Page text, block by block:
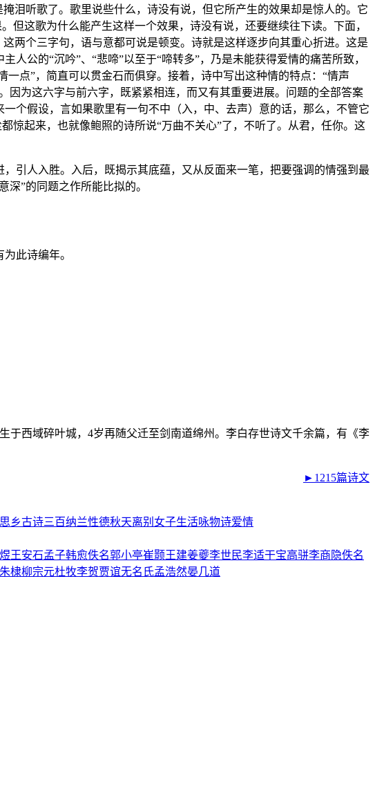
泪听歌了。歌里说些什么，诗没有说，但它所产生的效果却是惊人的。它
但这歌为什么能产生这样一个效果，诗没有说，还要继续往下读。下面，
两个三字句，语与意都可说是顿变。诗就是这样逐步向其重心折进。这是
公的“沉吟”、“悲啼”以至于“啼转多”，乃是未能获得爱情的痛苦所致，
点”，简直可以贯金石而俱穿。接着，诗中写出这种情的特点：“情声
为这六字与前六字，既紧紧相连，而又有其重要进展。问题的全部答案
个假设，言如果歌里有一句不中（入，中、去声）意的话，那么，不管它
惊起来，也就像鲍照的诗所说“万曲不关心”了，不听了。从君，任你。这
引人入胜。入后，既揭示其底蕴，又从反面来一笔，把要强调的情强到最
”的同题之作所能比拟的。
此诗编年。
于西域碎叶城，4岁再随父迁至剑南道绵州。李白存世诗文千余篇，有《李
►1215篇诗文
思乡古诗三百纳兰性德秋天离别 女子生活咏物诗爱情
王安石孟子韩愈佚名郭小亭崔颢王建姜夔李世民李适干宝高骈李商隐佚名
朱棣柳宗元杜牧李贺贾谊无名氏孟浩然晏几道